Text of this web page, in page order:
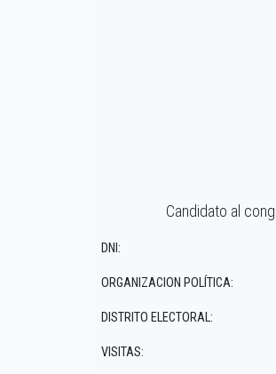
Candidato al
DNI:
ORGANIZACION POLÍTICA:
DISTRITO ELECTORAL:
VISITAS: